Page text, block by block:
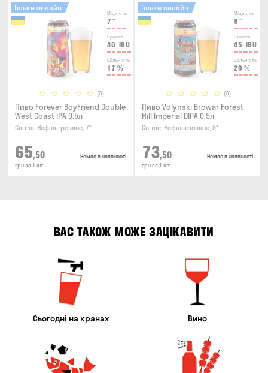
Міцність
7 °
Гіркота
40 IBU
Щільність
17 %
(0)
Тільки онлайн
Пиво Forever BoyFriend Double
West Coast IPA 0.5л
Світле, Нефільтроване, 7°
65,50
грн за 1 шт
Немає в наявності
Міцність
8 °
Гіркота
45 IBU
Щільність
20 %
(0)
Тільки онлайн
Пиво Volynski Browar Forest
Hill Imperial DIPA 0.5л
Світле, Нефільтроване, 8°
73,50
грн за 1 шт
Немає в наявності
ВАС ТАКОЖ МОЖЕ ЗАЦІКАВИТИ
Сьогодні на кранах Вино